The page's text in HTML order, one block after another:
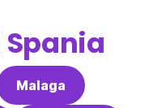
Spania
Malaga